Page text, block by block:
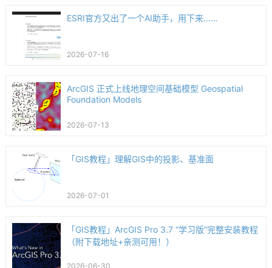
ESRI官方又出了一个AI助手，用下来……
2026-07-16
ArcGIS 正式上线地理空间基础模型 Geospatial
Foundation Models
2026-07-13
「GIS教程」理解GIS中的投影、基准面
2026-07-01
「GIS教程」ArcGIS Pro 3.7 “学习版”完整安装教程
（附下载地址+亲测可用！）
2026-06-30